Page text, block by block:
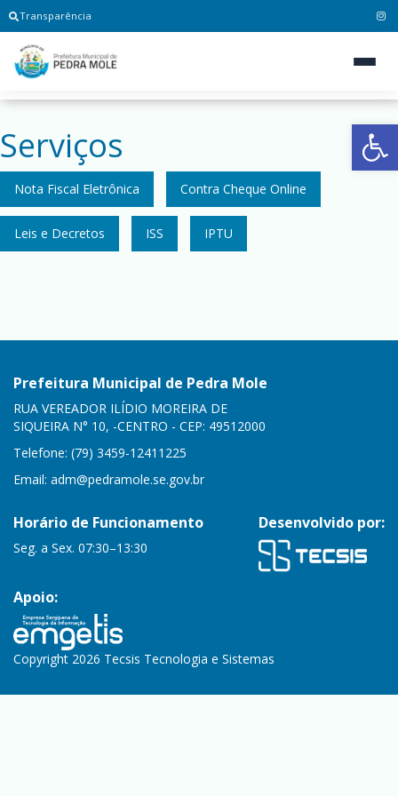
Transparência
Serviços
Nota Fiscal Eletrônica Contra Cheque Online
Leis e Decretos ISS IPTU
Prefeitura Municipal de Pedra Mole
RUA VEREADOR ILÍDIO MOREIRA DE
SIQUEIRA N° 10, -CENTRO - CEP: 49512000
Telefone: (79) 3459-12411225
Email: adm@pedramole.se.gov.br
Horário de Funcionamento
Seg. a Sex. 07:30–13:30
Desenvolvido por:
Apoio:
Copyright 2026 Tecsis Tecnologia e Sistemas